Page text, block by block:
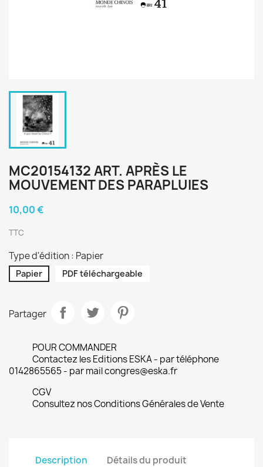
MC20154132 ART. APRÈS LE
MOUVEMENT DES PARAPLUIES
10,00 €
TTC
Type d'édition : Papier
Papier PDF téléchargeable
Partager
POUR COMMANDER
Contactez les Editions ESKA - par téléphone
0142865565 - par mail congres@eska.fr
CGV
Consultez nos Conditions Générales de Vente
Description Détails du produit